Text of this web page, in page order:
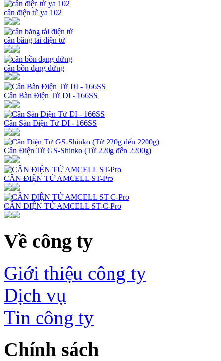
cân điện tử ya 102
cân băng tải điện tử
cân bồn dạng đứng
Cân Bàn Điện Tử DI - 166SS
Cân Sàn Điện Tử DI - 166SS
Cân Điện Tử GS-Shinko (Từ 220g đến 2200g)
CÂN ĐIỆN TỬ AMCELL ST-Pro
CÂN ĐIỆN TỬ AMCELL ST-C-Pro
Về công ty
Giới thiệu công ty
Dịch vụ
Tin công ty
Chính sách